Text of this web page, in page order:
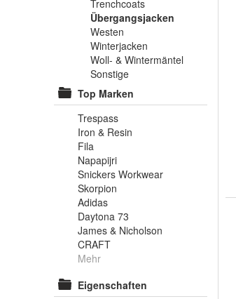
Trenchcoats
Übergangsjacken
Westen
Winterjacken
Woll- & Wintermäntel
Sonstige
Top Marken
Trespass
Iron & Resin
Fila
Napapijri
Snickers Workwear
Skorpion
Adidas
Daytona 73
James & Nicholson
CRAFT
Mehr
Eigenschaften